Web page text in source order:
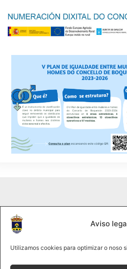
Aviso
Utilizamos cookies para optimizar o noso
DOCUMENTAL "O